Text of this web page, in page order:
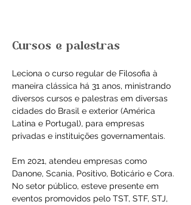
Cursos e palestras
Leciona o curso regular de Filosofia à
maneira clássica há 31 anos, ministrando
diversos cursos e palestras em diversas
cidades do Brasil e exterior (América
Latina e Portugal), para empresas
privadas e instituições governamentais.
Em 2021, atendeu empresas como
Danone, Scania, Positivo, Boticário e Cora.
No setor público, esteve presente em
eventos promovidos pelo TST, STF, STJ,